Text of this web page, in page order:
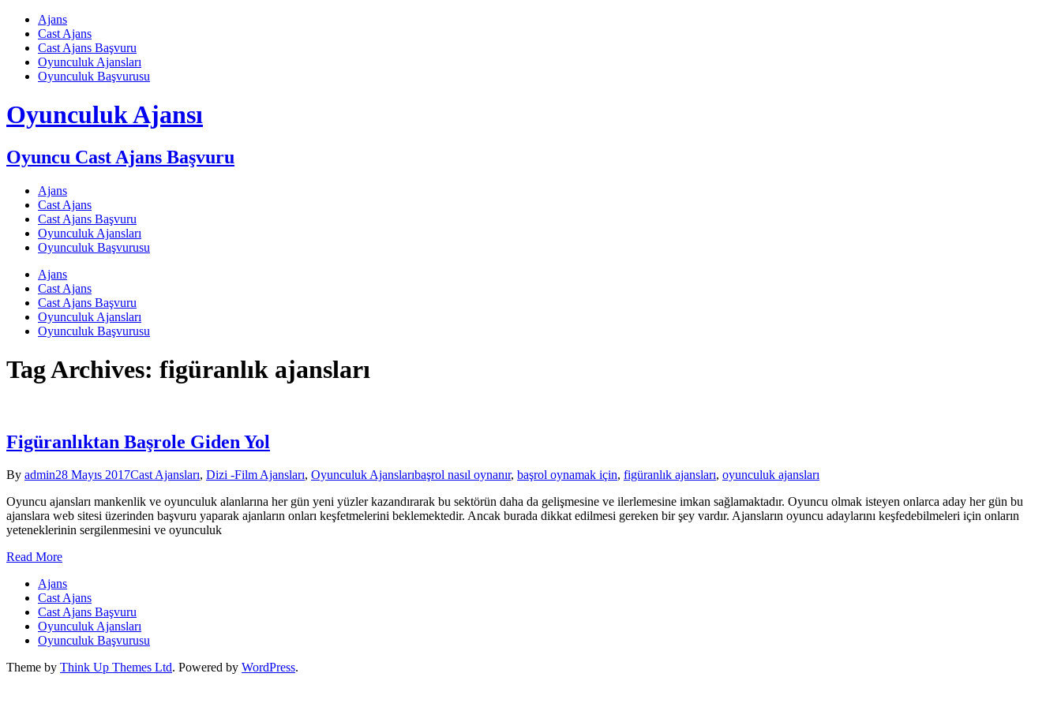
Skip
content
Ajans
Cast Ajans
Cast Ajans Başvuru
Oyunculuk Ajansları
Oyunculuk Başvurusu
Oyunculuk Ajansı
Oyuncu Cast Ajans Başvuru
Ajans
Cast Ajans
Cast Ajans Başvuru
Oyunculuk Ajansları
Oyunculuk Başvurusu
Ajans
Cast Ajans
Cast Ajans Başvuru
Oyunculuk Ajansları
Oyunculuk Başvurusu
Tag Archives: figüranlık ajansları
Figüranlıktan Başrole Giden Yol
By admin28 Mayıs 2017Cast Ajansları, Dizi -Film Ajansları, Oyunculuk Ajanslarıbaşrol nasıl oynanır, başrol oynamak için, figüranlık ajansları, oyunculuk ajansları
Oyuncu ajansları mankenlik ve oyunculuk alanlarına her gün yeni yüzler kazandırarak bu sektörün daha da gelişmesine ve ilerlemesine imkan sağlamaktadır. Oyuncu olmak isteyen onlarca aday her gün bu
ajanslara web sitesi üzerinden başvuru yaparak ajanların onları keşfetmelerini beklemektedir. Ancak burada dikkat edilmesi gereken bir şey vardır. Ajansların oyuncu adaylarını keşfedebilmeleri için onların
yeteneklerinin sergilenmesini ve oyunculuk
Read More
Ajans
Cast Ajans
Cast Ajans Başvuru
Oyunculuk Ajansları
Oyunculuk Başvurusu
Theme by Think Up Themes Ltd. Powered by WordPress.